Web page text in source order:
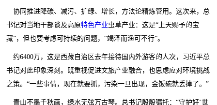
协同推进降碳、减污、扩绿、增长，方法论精炼管用。这次来，总
书记对当地干部谈及高原特色产业虫草产业：这是“上天赐予的宝
藏”，但也要考虑可持续的问题，“竭泽而渔可不行”。
约6400万，这是西藏自治区去年接待国内外游客的人次，习近平总
书记对此印象深刻。既重视促进文旅产业融合，也思虑应对环境挑战
之策。“一些事情，现在就要抓，污染一旦出现，金饭碗就丢掉了。”
青山不墨千秋画，绿水无弦万古琴。总书记殷殷嘱托：“守护好‘世